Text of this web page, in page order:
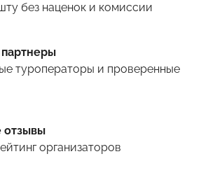
без наценок и комиссии
туроператоры и проверенные
отзывы
организаторов